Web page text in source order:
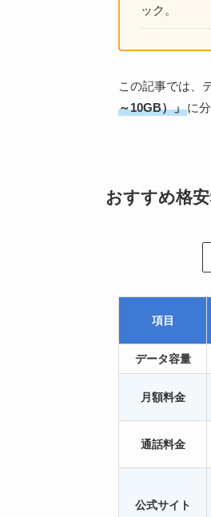
ック。
この記事では、
～10GB）」に
おすすめ格
項目
データ容量
月額料金
通話料金
公式サイト